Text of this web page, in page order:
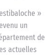
»
un
de
actuelles